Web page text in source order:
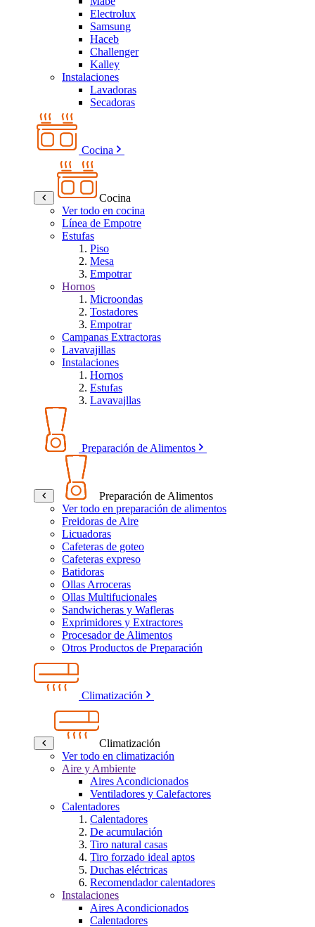
Electrolux
Samsung
Haceb
Challenger
Kalley
Instalaciones
Lavadoras
Secadoras
Cocina
Cocina
Ver todo en cocina
Línea de Empotre
Estufas
Piso
Mesa
Empotrar
Hornos
Microondas
Tostadores
Empotrar
Campanas Extractoras
Lavavajillas
Instalaciones
Hornos
Estufas
Lavavajllas
Preparación de Alimentos
Preparación de Alimentos
Ver todo en preparación de alimentos
Freidoras de Aire
Licuadoras
Cafeteras de goteo
Cafeteras expreso
Batidoras
Ollas Arroceras
Ollas Multifucionales
Sandwicheras y Wafleras
Exprimidores y Extractores
Procesador de Alimentos
Otros Productos de Preparación
Climatización
Climatización
Ver todo en climatización
Aire y Ambiente
Aires Acondicionados
Ventiladores y Calefactores
Calentadores
Calentadores
De acumulación
Tiro natural casas
Tiro forzado ideal aptos
Duchas eléctricas
Recomendador calentadores
Instalaciones
Aires Acondicionados
Calentadores